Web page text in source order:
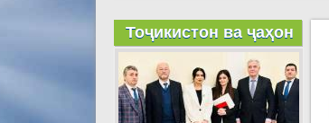
Тоҷикистон ва ҷаҳон